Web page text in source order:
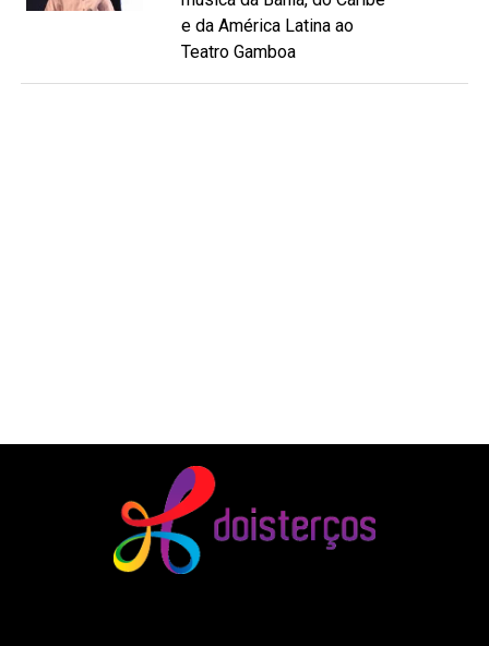
e da América Latina ao
Teatro Gamboa